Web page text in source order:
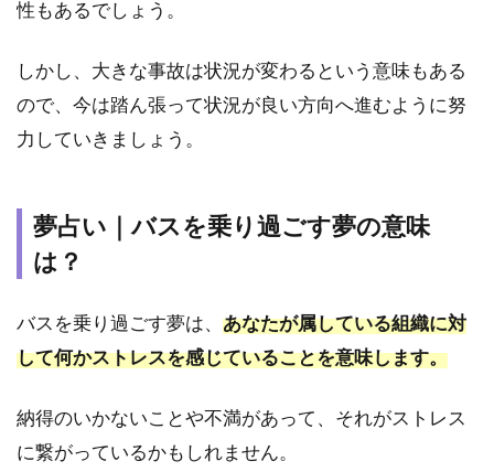
性もあるでしょう。
しかし、大きな事故は状況が変わるという意味もある
ので、今は踏ん張って状況が良い方向へ進むように努
力していきましょう。
夢占い｜バスを乗り過ごす夢の意味
は？
バスを乗り過ごす夢は、 あなたが属している組織に対
して何かストレスを感じていることを意味します。
納得のいかないことや不満があって、それがストレス
に繋がっているかもしれません。